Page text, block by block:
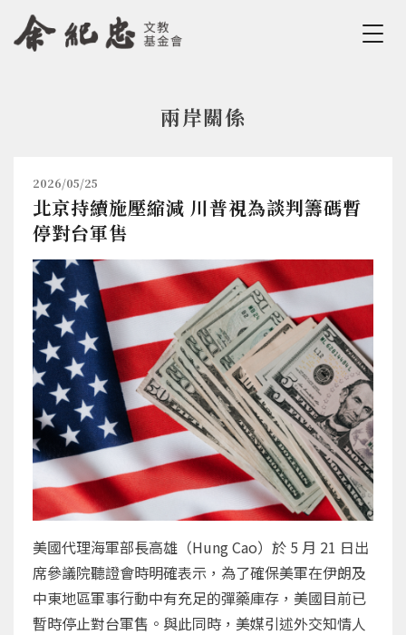
Jump to Navigation
Jump to Main content
兩岸關係
2026/05/25
北京持續施壓縮減 川普視為談判籌碼暫
停對台軍售
美國代理海軍部長高雄（Hung Cao）於 5 月 21 日出
席參議院聽證會時明確表示，為了確保美軍在伊朗及
中東地區軍事行動中有充足的彈藥庫存，美國目前已
暫時停止對台軍售。與此同時，美媒引述外交知情人